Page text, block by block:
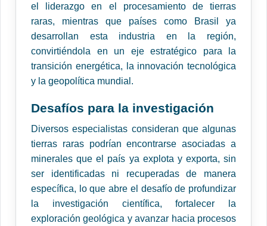
el liderazgo en el procesamiento de tierras
raras, mientras que países como Brasil ya
desarrollan esta industria en la región,
convirtiéndola en un eje estratégico para la
transición energética, la innovación tecnológica
y la geopolítica mundial.
Desafíos para la investigación
Diversos especialistas consideran que algunas
tierras raras podrían encontrarse asociadas a
minerales que el país ya explota y exporta, sin
ser identificadas ni recuperadas de manera
específica, lo que abre el desafío de profundizar
la investigación científica, fortalecer la
exploración geológica y avanzar hacia procesos